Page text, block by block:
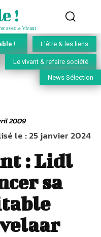
!
avec le Vivant
! L'être & les liens
Le vivant & refaire société
News Sélection
2009
le :25 janvier 2024
: Lidl
sa